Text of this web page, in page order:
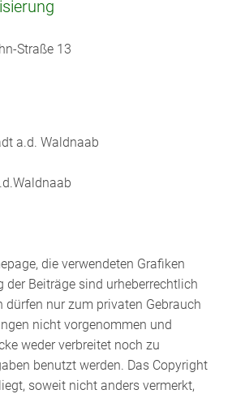
Straße 13
a.d. Waldnaab
die verwendeten Grafiken
der Beiträge sind urheberrechtlich
dürfen nur zum privaten Gebrauch
nicht vorgenommen und
weder verbreitet noch zu
benutzt werden. Das Copyright
soweit nicht anders vermerkt,